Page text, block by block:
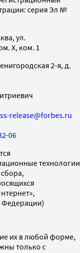
серия Эл №
ул.
X, ком. 1
2-я, д.
release@forbes.ru
06
технологии
Федерации)
их в любой форме,
только с